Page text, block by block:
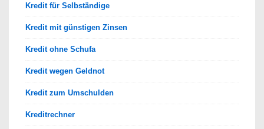
Kredit für Selbständige
Kredit mit günstigen Zinsen
Kredit ohne Schufa
Kredit wegen Geldnot
Kredit zum Umschulden
Kreditrechner